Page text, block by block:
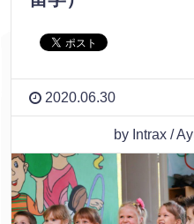
2020.06.30
by Intrax /